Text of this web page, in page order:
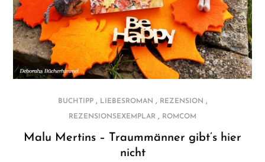
BUCHTIPP, LIEBESROMAN , REZENSION ,
REZENSIONSEXEMPLAR , ROMCOM
Malu Mertins – Traummänner gibt’s hier
nicht